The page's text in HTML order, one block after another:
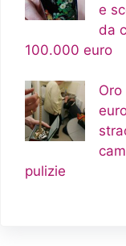
e
da
100.000 euro
pulizie